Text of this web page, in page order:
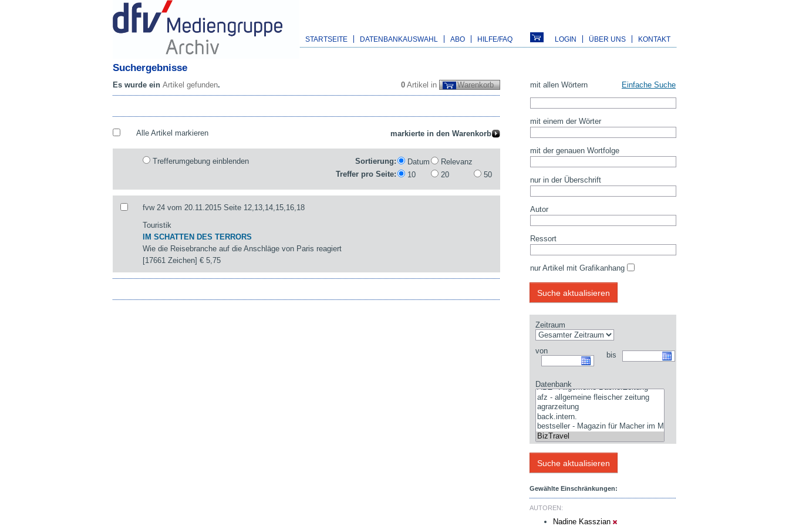
STARTSEITE DATENBANKAUSWAHL ABO HILFE/FAQ LOGIN ÜBER UNS KONTAKT
Suchergebnisse
0 Artikel in Warenkorb
Es wurde ein Artikel gefunden.
Alle Artikel markieren
Trefferumgebung einblenden Sortierung: Datum
Relevanz
Treffer pro Seite:
10 20 50
fvw 24 vom 20.11.2015 Seite 12,13,14,15,16,18
Touristik
IM SCHATTEN DES TERRORS
Wie die Reisebranche auf die Anschläge von Paris reagiert
[17661 Zeichen]€ 5,75
mit allen Wörtern Einfache Suche
mit einem der Wörter
mit der genauen Wortfolge
nur in der Überschrift
Autor
Ressort
nur Artikel mit Grafikanhang
Zeitraum
von bis
Datenbank
Gewählte Einschränkungen:
AUTOREN:
Nadine Kasszian